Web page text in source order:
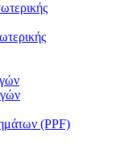
(PPF)